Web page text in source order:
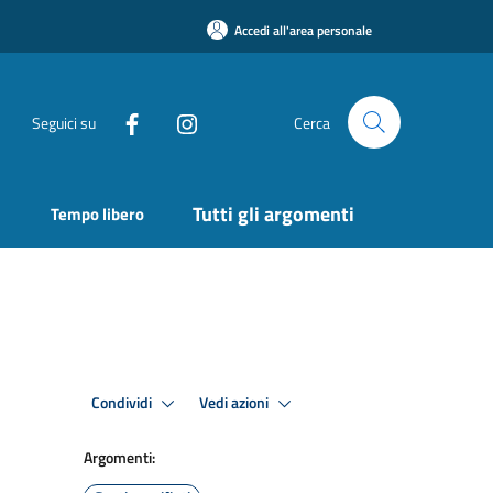
Accedi all'area personale
Seguici su Cerca
Tempo libero Tutti gli argomenti
Condividi Vedi azioni
Argomenti: